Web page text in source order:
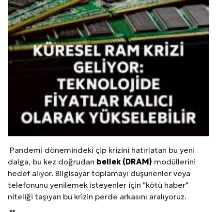
Pandemi dönemindeki çip krizini hatırlatan bu yeni
dalga, bu kez doğrudan bellek (DRAM) modüllerini
hedef alıyor. Bilgisayar toplamayı düşünenler veya
telefonunu yenilemek isteyenler için "kötü haber"
niteliği taşıyan bu krizin perde arkasını aralıyoruz.